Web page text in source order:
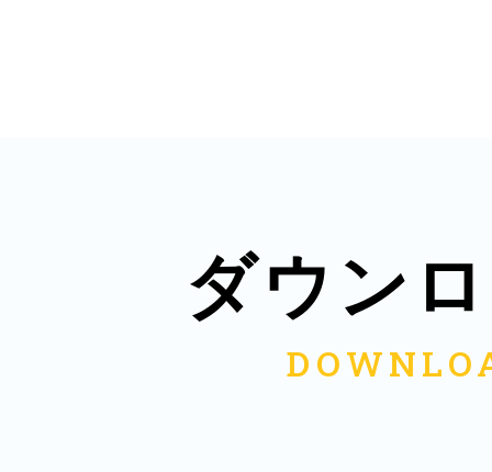
ダウン
滋賀県